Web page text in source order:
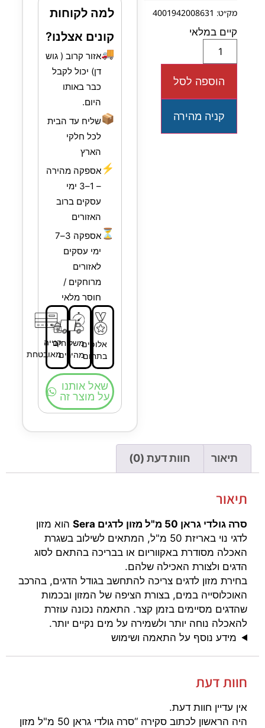
מק״ט: 4001942008631
קיים במלאי
הוספה לסל
קניה מהירה
למה לקוחות
קונים אצלנו?
🚚אזור קרוב ( גוש
דן) יכול לקבל
כבר באותו
היום.
📦שליח עד הבית
לכל חלקי
הארץ
⚡אספקה מהירה
– 1–3 ימי
עסקים ברוב
האזורים
⏳
אספקה 3–7
ימי עסקים
לאזורים
מרוחקים /
חוסר מלאי
אלופים
בתחום
משלוחים
מהירים
קנייה
מאובטחת
שאל אותנו
על מוצר זה
תיאור חוות דעת (0)
תיאור
סרה גולדי גראן 50 מ"ל מזון לדגים Sera
הוא מזון
לדגי נוי באריזת 50 מ"ל, המתאים לשילוב בשגרת
האכלה מסודרת באקווריום או בבריכה בהתאם לסוג
הדגים ולצורת האכילה שלהם.
בחירת מזון לדגים צריכה להתחשב בגודל הדגים, בהרכב
האוכלוסייה במים, בצורת הציפה של המזון ובכמות
שהדגים מסיימים בזמן קצר. התאמה נכונה עוזרת
להאכלה נוחה יותר ולשמירה על מים נקיים יותר.
מידע נוסף על התאמה ושימוש
חוות דעת
אין עדיין חוות דעת.
היה הראשון לכתוב סקירה “סרה גולדי גראן 50 מ"ל מזון